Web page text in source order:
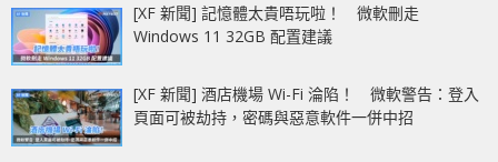
[XF 新聞] 記憶體太貴唔玩啦！ 微軟刪走
Windows 11 32GB 配置建議
[XF 新聞] 酒店機場 Wi-Fi 淪陷！ 微軟警告：登入
頁面可被劫持，密碼與惡意軟件一併中招